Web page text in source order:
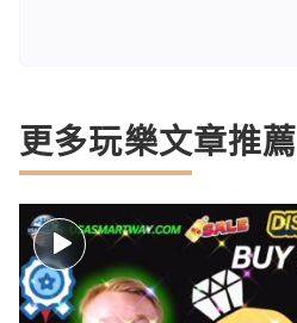
更多玩樂文章推薦